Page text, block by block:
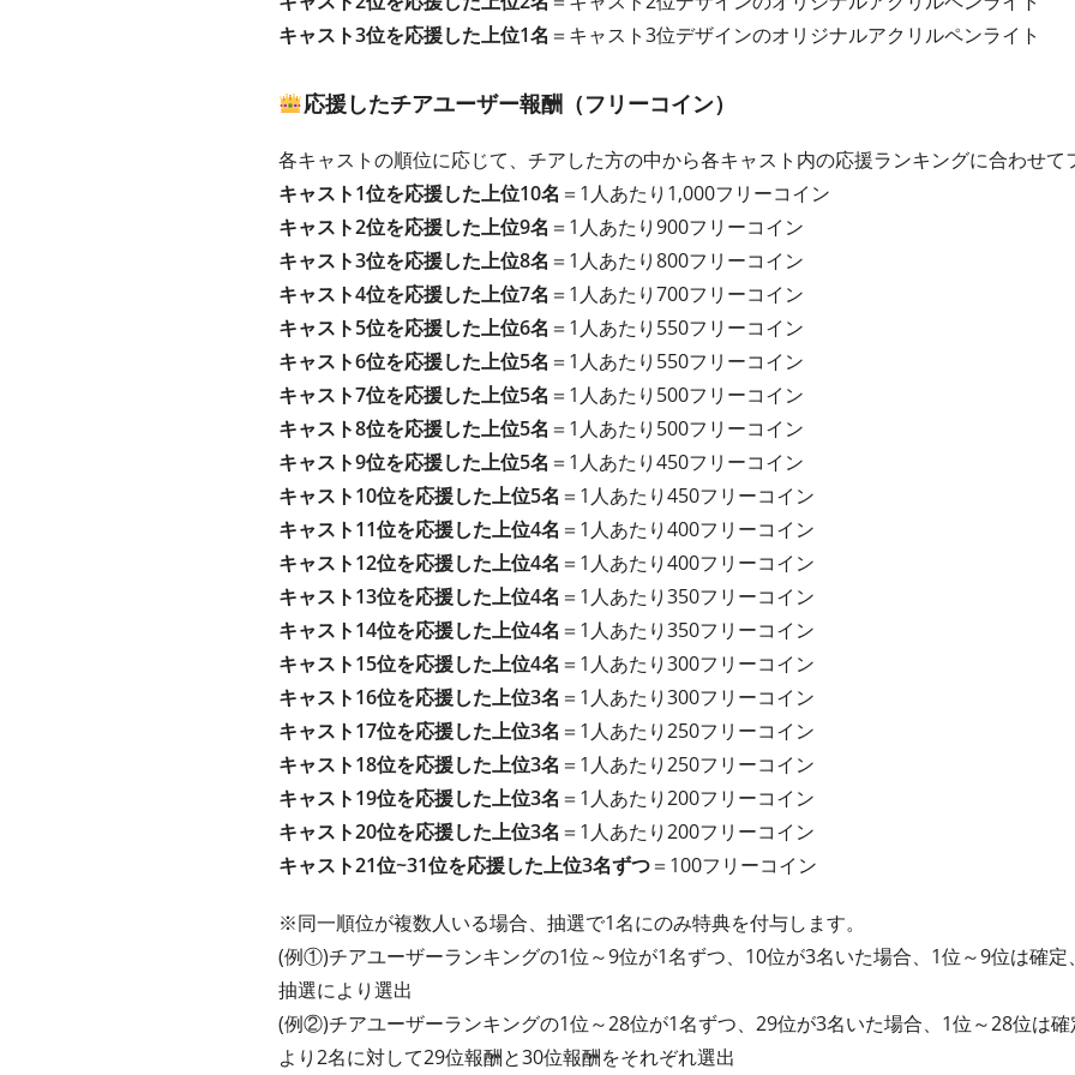
キャスト3位を応援した上位1名 ＝キャスト3位デザインのオリジナルアクリルペンライト
応援したチアユーザー報酬（フリーコイン）
各キャストの順位に応じて、チアした方の中から各キャスト内の応援ランキングに合わせて
キャスト1位を応援した上位10名 ＝1人あたり1,000フリーコイン
キャスト2位を応援した上位9名 ＝1人あたり900フリーコイン
キャスト3位を応援した上位8名 ＝1人あたり800フリーコイン
キャスト4位を応援した上位7名 ＝1人あたり700フリーコイン
キャスト5位を応援した上位6名 ＝1人あたり550フリーコイン
キャスト6位を応援した上位5名 ＝1人あたり550フリーコイン
キャスト7位を応援した上位5名 ＝1人あたり500フリーコイン
キャスト8位を応援した上位5名 ＝1人あたり500フリーコイン
キャスト9位を応援した上位5名 ＝1人あたり450フリーコイン
キャスト10位を応援した上位5名 ＝1人あたり450フリーコイン
キャスト11位を応援した上位4名 ＝1人あたり400フリーコイン
キャスト12位を応援した上位4名 ＝1人あたり400フリーコイン
キャスト13位を応援した上位4名 ＝1人あたり350フリーコイン
キャスト14位を応援した上位4名 ＝1人あたり350フリーコイン
キャスト15位を応援した上位4名 ＝1人あたり300フリーコイン
キャスト16位を応援した上位3名 ＝1人あたり300フリーコイン
キャスト17位を応援した上位3名 ＝1人あたり250フリーコイン
キャスト18位を応援した上位3名 ＝1人あたり250フリーコイン
キャスト19位を応援した上位3名 ＝1人あたり200フリーコイン
キャスト20位を応援した上位3名 ＝1人あたり200フリーコイン
キャスト21位~31位を応援した上位3名ずつ＝100フリーコイン
※同一順位が複数人いる場合、抽選で1名にのみ特典を付与します。
(例①)チアユーザーランキングの1位～9位が1名ずつ、10位が3名いた場合、1位～9位は確定
抽選により選出
(例②)チアユーザーランキングの1位～28位が1名ずつ、29位が3名いた場合、1位～28位は
より2名に対して29位報酬と30位報酬をそれぞれ選出